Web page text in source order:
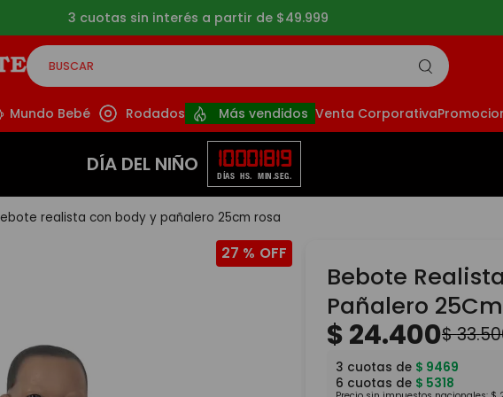
3 cuotas sin interés a partir de $49.999
BUSCAR
Mundo Bebé Rodados Más vendidos Venta Corporativa
DÍA DEL NIÑO 10
DÍAS
00
HS.
18
MIN.
18
SEG.
realista con body y pañalero 25cm rosa
27 %
Bebote
Pañalero
$24.400$33.
3 cuotas de $ 9469
6 cuotas de $ 5318